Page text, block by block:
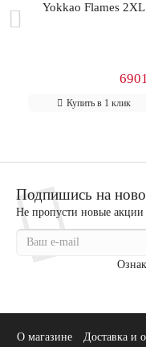
Yokkao Flames 2XL
Купить в 1 клик
Подпишись на
Не пропусти новые
О магазине Доставка и